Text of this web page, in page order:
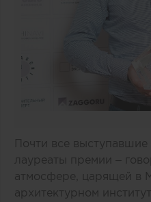
Почти все
лауреаты премии –
атмосфере, царящей в
архитектурном